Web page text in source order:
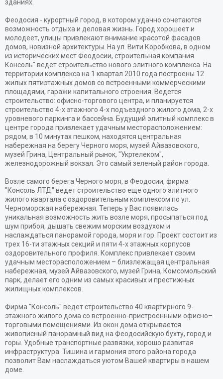
зданиях.
Феодосия - курортный город, в котором удачно сочетаются
возможность отдыха и деловая жизнь. Город хорошеет и
молодеет, улицы привлекают внимание красотой фасадов
домов, новизной архитектуры. На ул. Вити Коробкова, в одном
из исторических мест Феодосии, строительная компания
Консоль" ведет строительство нового элитного комплекса. На
территории комплекса на 1 квартал 2010 года построены 12
жилых пятиэтажных домов со встроенными коммерческими
площадями, гаражи капитального строения. Ведется
строительство: офисно-торгового центра, и планируется
строительство 4-х этажного 4-х подъездного жилого дома, 2-х
уровневого паркинга и бассейна. Будущий элитный комплекс в
центре города привлекает удачным месторасположением:
рядом, в 10 минутах пешком, находятся центральная
набережная на берегу Черного моря, музей Айвазовского,
музей Грина, Центральный рынок, "Укртелеком",
железнодорожный вокзал. Это самый зеленый район города.
Возле самого берега Черного моря, в Феодосии, фирма
"Консоль ЛТД" ведет строительство еще одного элитного
жилого квартала с оздоровительным комплексом по ул.
Черноморская набережная. Теперь у Вас появилась
уникальная возможность жить возле моря, просыпаться под
шум прибоя, дышать свежим морским воздухом и
наслаждаться панорамой города, моря и гор. Проект состоит из
трех 16-ти этажных секций и пяти 4-х этажных корпусов
оздоровительного профиля. Комплекс привлекает своим
удачным месторасположением – близлежащая центральная
набережная, музей Айвазовского, музей Грина, Комсомольский
парк, делает его одним из самых красивых и престижных
жилищных комплексов.
Фирма "Консоль" ведет строительство 40 квартирного 9-
этажного жилого дома со встроенно-пристроенными офисно–
торговыми помещениями. Из окон дома открывается
живописный панорамный вид на Феодосийскую бухту, город и
горы. Удобные транспортные развязки, хорошо развитая
инфраструктура. Тишина и гармония этого района города
позволит Вам наслаждаться уютом Вашей квартиры в нашем
доме.